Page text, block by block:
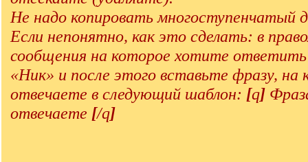
Не надо копировать многоступенчатый
Если непонятно, как это сделать: в
сообщения на которое хотите
«Ник» и после этого вставьте фразу, на
отвечаете в следующий шаблон: [q]
отвечаете [/q]